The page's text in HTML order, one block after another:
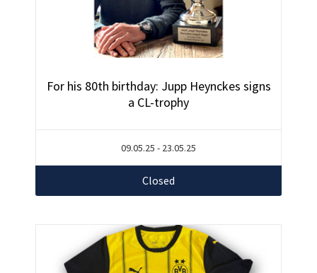
For his 80th birthday: Jupp Heynckes signs
a CL-trophy
09.05.25 - 23.05.25
Closed